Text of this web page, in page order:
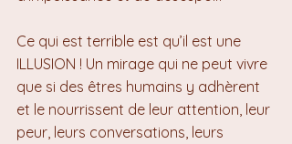
Ce qui est terrible est qu’il est une
ILLUSION ! Un mirage qui ne peut vivre
que si des êtres humains y adhèrent
et le nourrissent de leur attention, leur
peur, leurs conversations, leurs